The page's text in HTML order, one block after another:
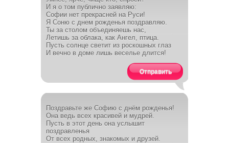
И я о том публично заявляю:
Софии нет прекрасней на Руси!
Я Соню с днем рожденья поздравляю.
Ты за столом объединяешь нас,
Летишь за облака, как Ангел, птица.
Пусть солнце светит из роскошных глаз
И вечно в доме лишь веселье длится!
Отправить
Поздравьте же Софию с днём рожденья!
Она ведь всех красивей и мудрей.
Пусть в этот день она услышит
поздравленья
От всех родных, знакомых и друзей.